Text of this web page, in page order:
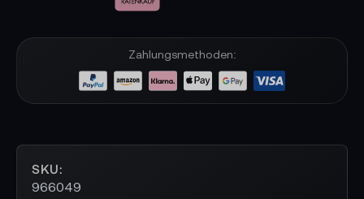
Zahlungsmethoden:
SKU
966049